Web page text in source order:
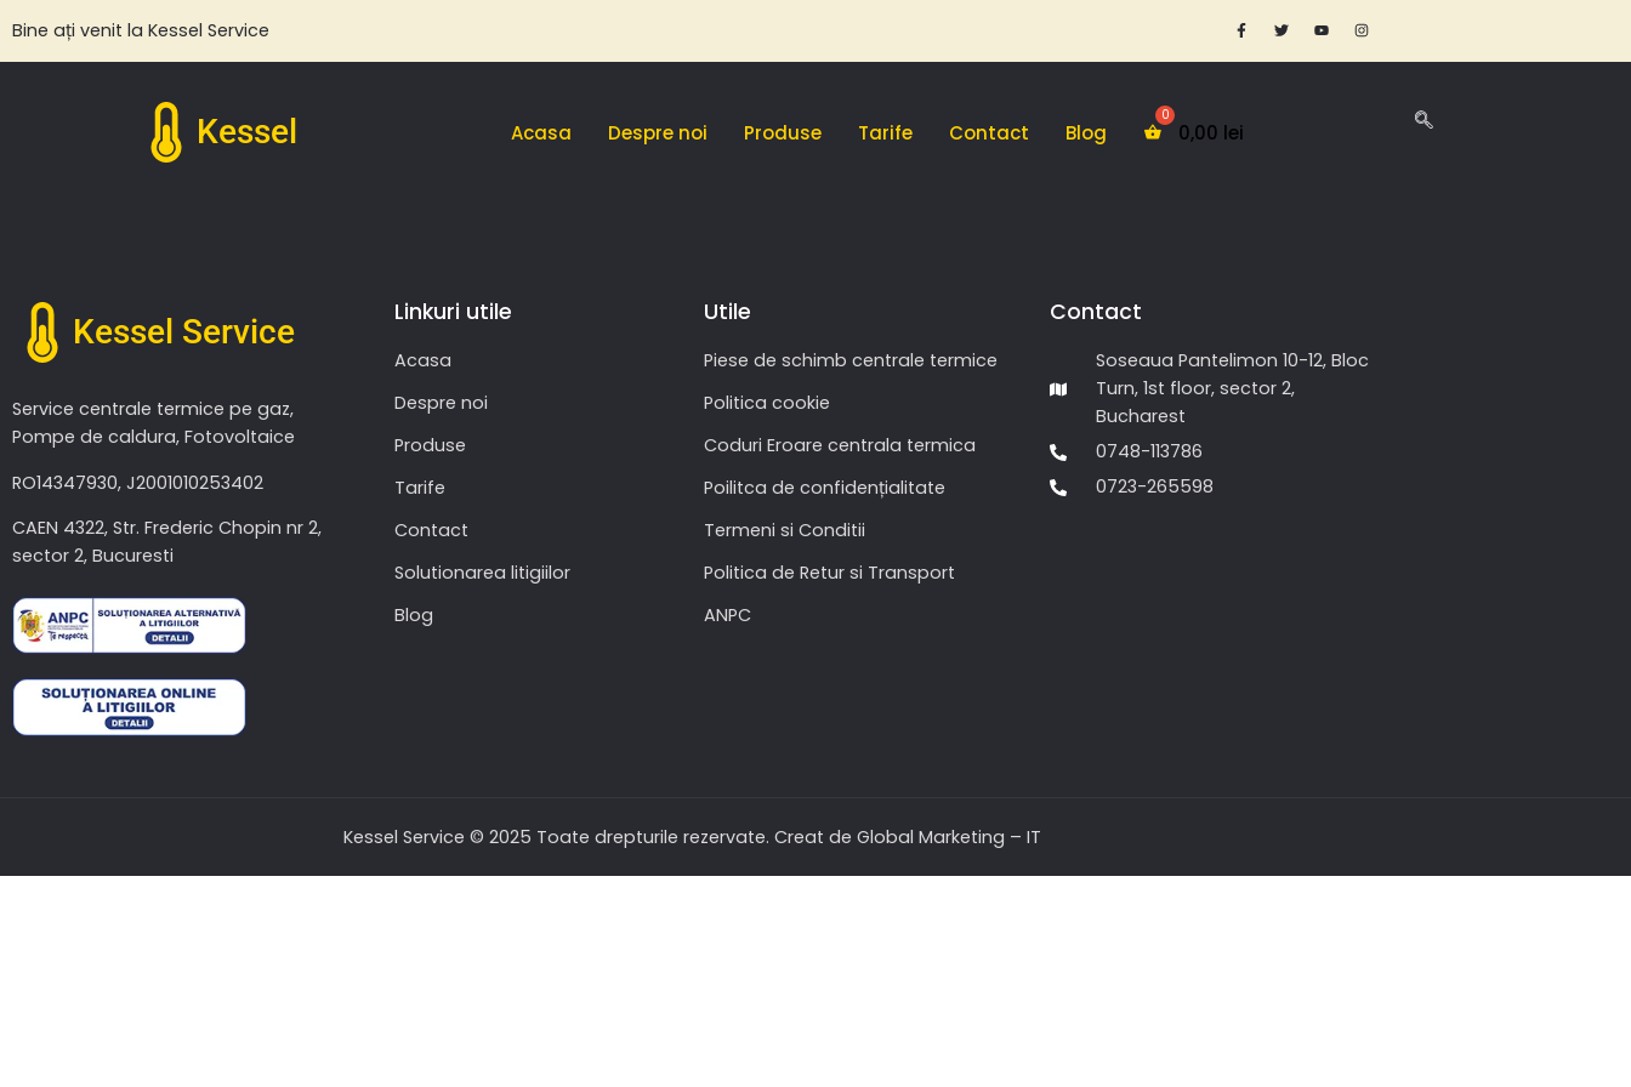
Bine ați venit la Kessel Service
Kessel Acasa Despre noi Produse Tarife Contact Blog 0,00 lei
Kessel Service
Service centrale termice pe gaz,
Pompe de caldura, Fotovoltaice
RO14347930, J2001010253402
CAEN 4322, Str. Frederic Chopin nr 2,
sector 2, Bucuresti
Linkuri utile
Acasa
Despre noi
Produse
Tarife
Contact
Solutionarea litigiilor
Blog
Utile
Piese de schimb centrale termice
Politica cookie
Coduri Eroare centrala termica
Poilitca de confidențialitate
Termeni si Conditii
Politica de Retur si Transport
ANPC
Contact
Soseaua Pantelimon 10-12, Bloc
Turn, 1st floor, sector 2,
Bucharest
0748-113786
0723-265598
Kessel Service © 2025 Toate drepturile rezervate. Creat de Global Marketing – IT